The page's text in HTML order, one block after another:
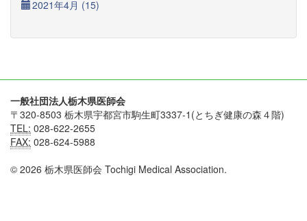
2021年4月 (15)
一般社団法人栃木県医師会
〒320-8503 栃木県宇都宮市駒生町3337-1(とちぎ健康の森４階)
TEL: 028-622-2655
FAX: 028-624-5988
© 2026 栃木県医師会 Tochigi Medical Association.